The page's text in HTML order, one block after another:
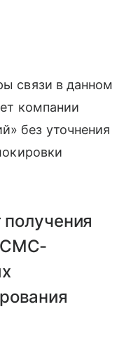
связи в данном
компании
без уточнения
получения
СМС-